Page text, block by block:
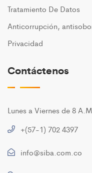
Tratamiento De Datos
Anticorrupción,
Privacidad
Contáctenos
Lunes a Viernes de 8
+(57-1) 702 4397
info@siba.com.co